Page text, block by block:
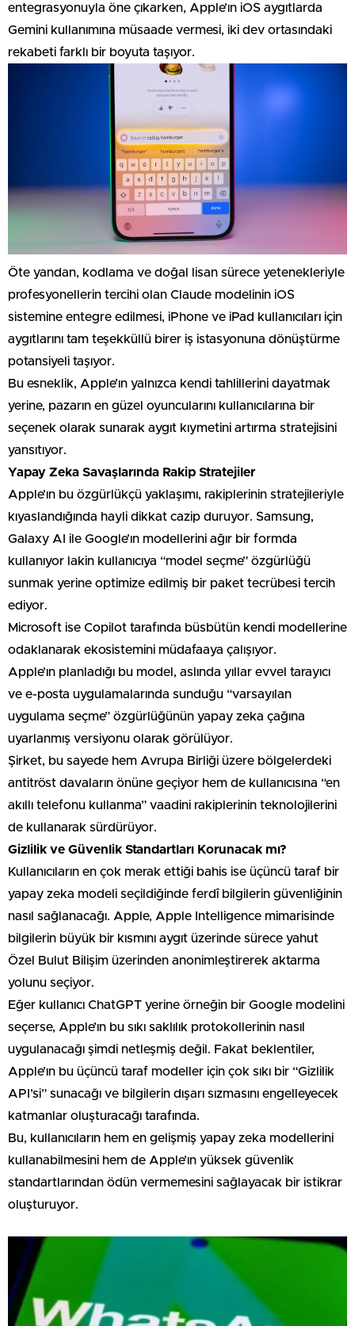
entegrasyonuyla öne çıkarken, Apple’ın iOS aygıtlarda
Gemini kullanımına müsaade vermesi, iki dev ortasındaki
rekabeti farklı bir boyuta taşıyor.
Öte yandan, kodlama ve doğal lisan sürece yetenekleriyle
profesyonellerin tercihi olan Claude modelinin iOS
sistemine entegre edilmesi, iPhone ve iPad kullanıcıları için
aygıtlarını tam teşekküllü birer iş istasyonuna dönüştürme
potansiyeli taşıyor.
Bu esneklik, Apple’ın yalnızca kendi tahlillerini dayatmak
yerine, pazarın en güzel oyuncularını kullanıcılarına bir
seçenek olarak sunarak aygıt kıymetini artırma stratejisini
yansıtıyor.
Yapay Zeka Savaşlarında Rakip Stratejiler
Apple’ın bu özgürlükçü yaklaşımı, rakiplerinin stratejileriyle
kıyaslandığında hayli dikkat cazip duruyor. Samsung,
Galaxy AI ile Google’ın modellerini ağır bir formda
kullanıyor lakin kullanıcıya “model seçme” özgürlüğü
sunmak yerine optimize edilmiş bir paket tecrübesi tercih
ediyor.
Microsoft ise Copilot tarafında büsbütün kendi modellerine
odaklanarak ekosistemini müdafaaya çalışıyor.
Apple’ın planladığı bu model, aslında yıllar evvel tarayıcı
ve e-posta uygulamalarında sunduğu “varsayılan
uygulama seçme” özgürlüğünün yapay zeka çağına
uyarlanmış versiyonu olarak görülüyor.
Şirket, bu sayede hem Avrupa Birliği üzere bölgelerdeki
antitröst davaların önüne geçiyor hem de kullanıcısına “en
akıllı telefonu kullanma” vaadini rakiplerinin teknolojilerini
de kullanarak sürdürüyor.
Gizlilik ve Güvenlik Standartları Korunacak mı?
Kullanıcıların en çok merak ettiği bahis ise üçüncü taraf bir
yapay zeka modeli seçildiğinde ferdî bilgilerin güvenliğinin
nasıl sağlanacağı. Apple, Apple Intelligence mimarisinde
bilgilerin büyük bir kısmını aygıt üzerinde sürece yahut
Özel Bulut Bilişim üzerinden anonimleştirerek aktarma
yolunu seçiyor.
Eğer kullanıcı ChatGPT yerine örneğin bir Google modelini
seçerse, Apple’ın bu sıkı saklılık protokollerinin nasıl
uygulanacağı şimdi netleşmiş değil. Fakat beklentiler,
Apple’ın bu üçüncü taraf modeller için çok sıkı bir “Gizlilik
API’si” sunacağı ve bilgilerin dışarı sızmasını engelleyecek
katmanlar oluşturacağı tarafında.
Bu, kullanıcıların hem en gelişmiş yapay zeka modellerini
kullanabilmesini hem de Apple’ın yüksek güvenlik
standartlarından ödün vermemesini sağlayacak bir istikrar
oluşturuyor.